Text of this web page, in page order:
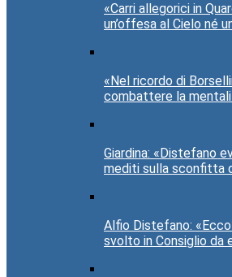
«Carri allegorici in
un’offesa al Cielo né
«Nel ricordo di
combattere la
Giardina: «Distefano
mediti sulla sconfitta
Alfio Distefano:
svolto in Consiglio da